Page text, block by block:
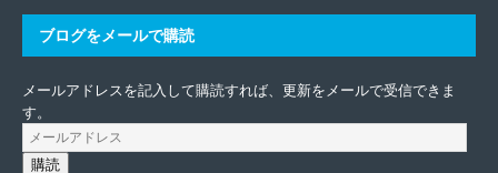
ブログをメールで購読
メールアドレスを記入して購読すれば、更新をメールで受信できま
す。
購読